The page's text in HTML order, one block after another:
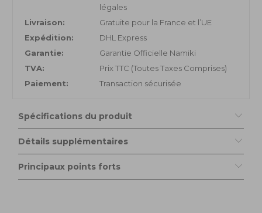
légales
Livraison:
Gratuite pour la France et l’UE
Expédition:
DHL Express
Garantie:
Garantie Officielle Namiki
TVA:
Prix TTC (Toutes Taxes Comprises)
Paiement:
Transaction sécurisée
Spécifications du produit
Détails supplémentaires
Principaux points forts